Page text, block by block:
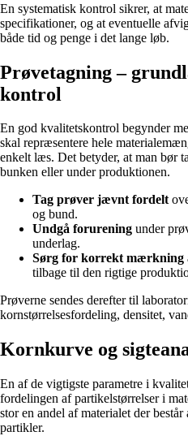
En systematisk kontrol sikrer, at
specifikationer, og at eventuelle
både tid og penge i det lange løb.
Prøvetagning –
kontrol
En god kvalitetskontrol begynder
skal repræsentere hele
enkelt læs. Det betyder, at man bør
bunken eller under produktionen.
Tag prøver jævnt fordelt
og bund.
Undgå forurening under
underlag.
Sørg for korrekt mærkning
tilbage til den rigtige
Prøverne sendes derefter til
kornstørrelsesfordeling, densitet,
Kornkurve og
En af de vigtigste parametre i
fordelingen af partikelstørrelser i
stor en andel af materialet der
partikler.